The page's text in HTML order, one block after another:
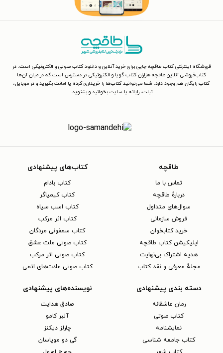
فروشگاه اینترنتی کتاب طاقچه جایی برای خرید آنلاین و دانلود کتاب صوتی و الکترونیکی است. در
کتاب‌فروشی آنلاین طاقچه هزاران کتاب گویا و الکترونیکی در دسترس است که در میان آن‌ها
کتاب رایگان هم وجود دارد. شما می‌توانید کتاب‌ها را خریداری کرده یا امانت بگیرید و در موبایل،
تبلت، رایانه یا سایت بخوانید و بشنوید.
طاقچه
تماس با ما
دربارهٔ طاقچه
سوال‌های متداول
فروش سازمانی
خرید کتابخوان
اپلیکیشن کتاب طاقچه
هدیه اشتراک بی‌نهایت
مجلهٔ معرفی و نقد کتاب
کتاب‌های پیشنهادی
کتاب بادام
کتاب کیمیاگر
کتاب اسب سیاه
کتاب اثر مرکب
کتاب سمفونی مردگان
کتاب صوتی ملت عشق
کتاب صوتی اثر مرکب
کتاب صوتی عادت‌های اتمی
دسته بندی پیشنهادی
رمان عاشقانه
کتاب‌ صوتی
نمایشنامه
کتاب جامعه شناسی
نویسنده‌های پیشنهادی
صادق هدایت
آلبر کامو
چارلز دیکنز
گی دو موپاسان